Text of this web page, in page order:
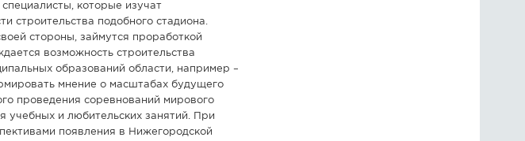
которые изучат
строительства подобного стадиона.
стороны, займутся проработкой
возможность строительства
образований области, например –
мнение о масштабах будущего
проведения соревнований мирового
учебных и любительских занятий. При
появления в Нижегородской